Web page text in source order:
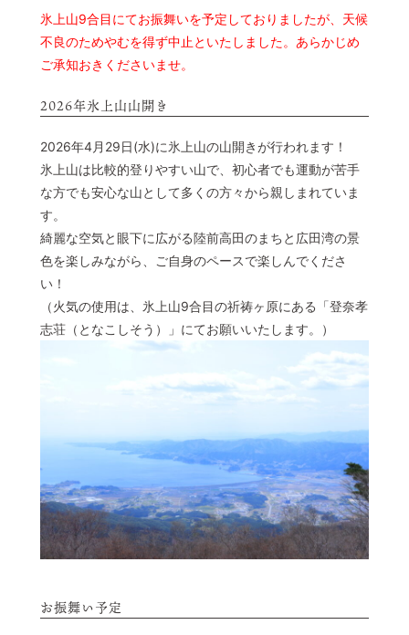
氷上山9合目にてお振舞いを予定しておりましたが、天候
不良のためやむを得ず中止といたしました。あらかじめ
ご承知おきくださいませ。
2026年氷上山山開き
2026年4月29日(水)に氷上山の山開きが行われます！
氷上山は比較的登りやすい山で、初心者でも運動が苦手
な方でも安心な山として多くの方々から親しまれていま
す。
綺麗な空気と眼下に広がる陸前高田のまちと広田湾の景
色を楽しみながら、ご自身のペースで楽しんでくださ
い！
（火気の使用は、氷上山9合目の祈祷ヶ原にある「登奈孝
志荘（となこしそう）」にてお願いいたします。）
お振舞い予定